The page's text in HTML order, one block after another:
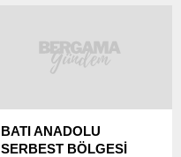
BATI ANADOLU
SERBEST BÖLGESİ